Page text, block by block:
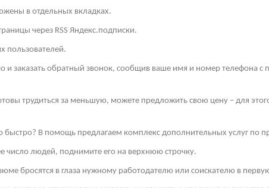
в отдельных вкладках.
через RSS Яндекс.подписки.
пользователей.
и заказать обратный звонок, сообщив ваше имя и номер телефона
трудиться за меньшую, можете предложить свою цену – для
быстро? В помощь предлагаем комплекс дополнительных услуг по
число людей, поднимите его на верхнюю строчку.
бросятся в глаза нужному работодателю или соискателю в